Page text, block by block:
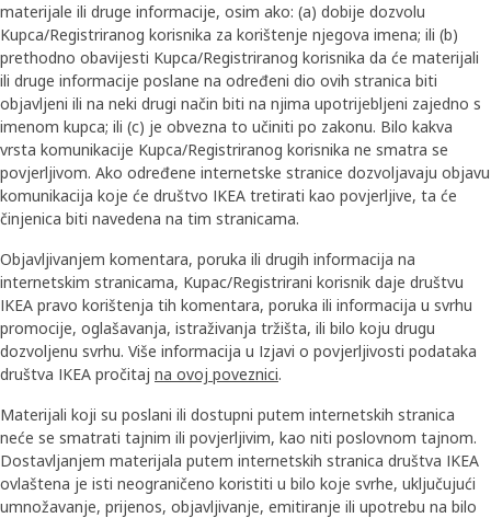
materijale ili druge informacije, osim ako: (a) dobije dozvolu
Kupca/Registriranog korisnika za korištenje njegova imena; ili (b)
prethodno obavijesti Kupca/Registriranog korisnika da će materijali
ili druge informacije poslane na određeni dio ovih stranica biti
objavljeni ili na neki drugi način biti na njima upotrijebljeni zajedno s
imenom kupca; ili (c) je obvezna to učiniti po zakonu. Bilo kakva
vrsta komunikacije Kupca/Registriranog korisnika ne smatra se
povjerljivom. Ako određene internetske stranice dozvoljavaju objavu
komunikacija koje će društvo IKEA tretirati kao povjerljive, ta će
činjenica biti navedena na tim stranicama.
Objavljivanjem komentara, poruka ili drugih informacija na
internetskim stranicama, Kupac/Registrirani korisnik daje društvu
IKEA pravo korištenja tih komentara, poruka ili informacija u svrhu
promocije, oglašavanja, istraživanja tržišta, ili bilo koju drugu
dozvoljenu svrhu. Više informacija u Izjavi o povjerljivosti podataka
društva IKEA pročitaj na ovoj poveznici.
Materijali koji su poslani ili dostupni putem internetskih stranica
neće se smatrati tajnim ili povjerljivim, kao niti poslovnom tajnom.
Dostavljanjem materijala putem internetskih stranica društva IKEA
ovlaštena je isti neograničeno koristiti u bilo koje svrhe, uključujući
umnožavanje, prijenos, objavljivanje, emitiranje ili upotrebu na bilo